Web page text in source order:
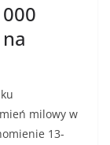
milowy w
13-